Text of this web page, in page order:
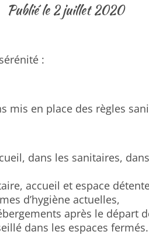
Publié le 2 juillet 2020
:
mis en place des règles
dans les sanitaires,
accueil et espace
d’hygiène actuelles,
après le départ
dans les espaces fermés.